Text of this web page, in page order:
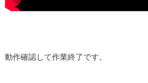
動作確認して作業終了です。